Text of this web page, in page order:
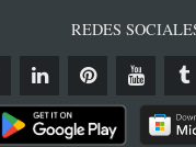
REDES